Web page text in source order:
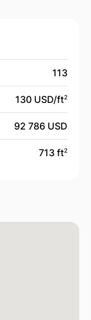
113
130 USD/ft2
92 786 USD
713 ft2